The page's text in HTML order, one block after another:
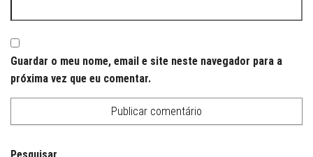
Guardar o meu nome, email e site neste navegador para a
próxima vez que eu comentar.
Pesquisar